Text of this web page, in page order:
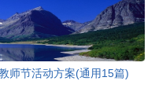
师节活动方案(通用15篇)